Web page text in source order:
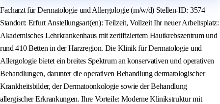
Facharzt für Dermatologie und Allergologie (m/w/d) Stellen-ID: 3574
Standort: Erfurt Anstellungsart(en): Teilzeit, Vollzeit Ihr neuer Arbeitsplatz:
Akademisches Lehrkrankenhaus mit zertifiziertem Hautkrebszentrum und
rund 410 Betten in der Harzregion. Die Klinik für Dermatologie und
Allergologie bietet ein breites Spektrum an konservativen und operativen
Behandlungen, darunter die operativen Behandlung dermatologischer
Krankheitsbilder, der Dermatoonkologie sowie der Behandlung
allergischer Erkrankungen. Ihre Vorteile: Moderne Klinikstruktur mit